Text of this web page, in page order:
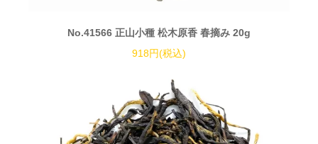
No.41566 正山小種 松木原香 春摘み 20g
918円(税込)